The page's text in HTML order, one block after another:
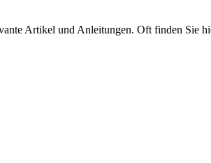
Artikel und Anleitungen. Oft finden Sie